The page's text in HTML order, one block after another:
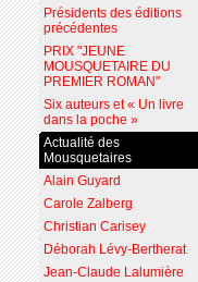
Présidents des éditions
précédentes
PRIX "JEUNE
MOUSQUETAIRE DU
PREMIER ROMAN"
Six auteurs et « Un livre
dans la poche »
Actualité des
Mousquetaires
Alain Guyard
Carole Zalberg
Christian Carisey
Déborah Lévy-Bertherat
Jean-Claude Lalumière